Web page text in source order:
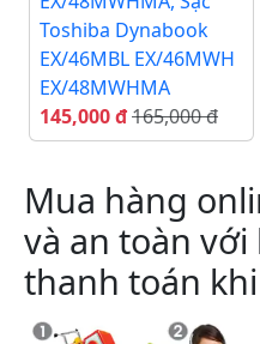
Toshiba Dynabook
EX/46MBL EX/46MWH
EX/48MWHMA
145,000 đ165,000 đ
Mua hàng
và an toàn
thanh toán